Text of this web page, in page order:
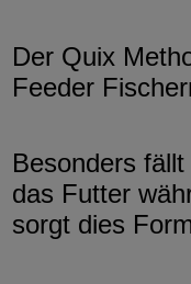
Der Quix
Feeder
Besonders
das Futter
sorgt dies